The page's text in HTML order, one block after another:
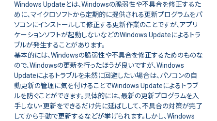
Windows Updateとは、Windowsの脆弱性や不具合を修正するた
めに、マイクロソフトから定期的に提供される更新プログラムをパ
ソコンにインストールして修正する更新作業のことですが、アプリ
ケーションソフトが起動しないなどのWindows Updateによるトラ
ブルが発生することがあります。
基本的には、Windowsの脆弱性や不具合を修正するためのものな
ので、Windowsの更新を行ったほうが良いですが、Windows
Updateによるトラブルを未然に回避したい場合は、パソコンの自
動更新の管理に気を付けることでWindows Updateによるトラブ
ルを防ぐことができます。具体的には、最新の更新プログラムを入
手しない・更新をできるだけ先に延ばしして、不具合の対策が完了
してから手動で更新するなどが挙げられます。しかし、Windows